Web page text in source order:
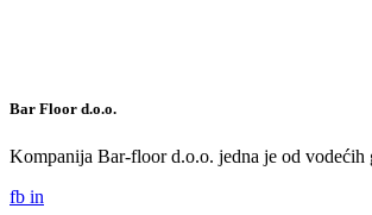
Bar Floor d.o.o.
Kompanija Bar-floor d.o.o. jedna je od
fb in